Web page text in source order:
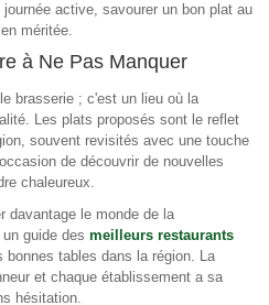
active, savourer un bon plat au
méritée.
à Ne Pas Manquer
brasserie ; c'est un lieu où la
Les plats proposés sont le reflet
souvent revisités avec une touche
de découvrir de nouvelles
chaleureux.
davantage le monde de la
guide des meilleurs restaurants
bonnes tables dans la région. La
et chaque établissement a sa
hésitation.